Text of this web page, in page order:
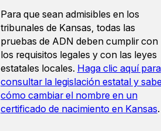
Para que sean admisibles en los
tribunales de Kansas, todas las
pruebas de ADN deben cumplir con
los requisitos legales y con las leyes
estatales locales. Haga clic aquí para
consultar la legislación estatal y
cómo cambiar el nombre en un
certificado de nacimiento en Kansas.